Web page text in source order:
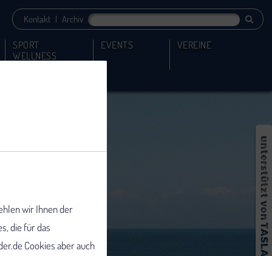
Kontakt | Archiv
SPORT
WELLNESS
EVENTS VEREINE
wir Ihnen der
die für das
Cookies aber auch